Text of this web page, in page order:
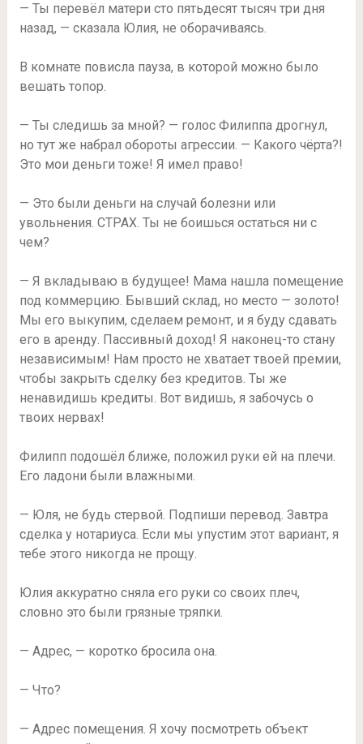
— Ты перевёл матери сто пятьдесят тысяч три дня
назад, — сказала Юлия, не оборачиваясь.
В комнате повисла пауза, в которой можно было
вешать топор.
— Ты следишь за мной? — голос Филиппа дрогнул,
но тут же набрал обороты агрессии. — Какого чёрта?!
Это мои деньги тоже! Я имел право!
— Это были деньги на случай болезни или
увольнения. СТРАХ. Ты не боишься остаться ни с
чем?
— Я вкладываю в будущее! Мама нашла помещение
под коммерцию. Бывший склад, но место — золото!
Мы его выкупим, сделаем ремонт, и я буду сдавать
его в аренду. Пассивный доход! Я наконец-то стану
независимым! Нам просто не хватает твоей премии,
чтобы закрыть сделку без кредитов. Ты же
ненавидишь кредиты. Вот видишь, я забочусь о
твоих нервах!
Филипп подошёл ближе, положил руки ей на плечи.
Его ладони были влажными.
— Юля, не будь стервой. Подпиши перевод. Завтра
сделка у нотариуса. Если мы упустим этот вариант, я
тебе этого никогда не прощу.
Юлия аккуратно сняла его руки со своих плеч,
словно это были грязные тряпки.
— Адрес, — коротко бросила она.
— Что?
— Адрес помещения. Я хочу посмотреть объект